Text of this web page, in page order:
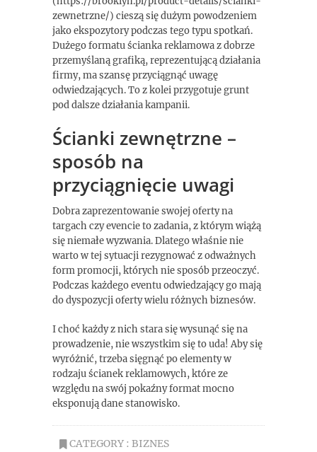
zewnetrzne/) cieszą się dużym powodzeniem
jako ekspozytory podczas tego typu spotkań.
Dużego formatu ścianka reklamowa z dobrze
przemyślaną grafiką, reprezentującą działania
firmy, ma szansę przyciągnąć uwagę
odwiedzających. To z kolei przygotuje grunt
pod dalsze działania kampanii.
Ścianki zewnętrzne –
sposób na
przyciągnięcie uwagi
Dobra zaprezentowanie swojej oferty na
targach czy evencie to zadania, z którym wiążą
się niemałe wyzwania. Dlatego właśnie nie
warto w tej sytuacji rezygnować z odważnych
form promocji, których nie sposób przeoczyć.
Podczas każdego eventu odwiedzający go mają
do dyspozycji oferty wielu różnych biznesów.
I choć każdy z nich stara się wysunąć się na
prowadzenie, nie wszystkim się to uda! Aby się
wyróżnić, trzeba sięgnąć po elementy w
rodzaju ścianek reklamowych, które ze
względu na swój pokaźny format mocno
eksponują dane stanowisko.
CATEGORY : BIZNES